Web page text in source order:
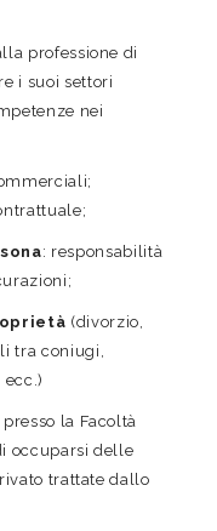
professione di
i suoi settori
nei
: responsabilità
(divorzio,
tra coniugi,
la Facoltà
occuparsi delle
trattate dallo